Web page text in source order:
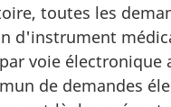
toutes les
d'instrument
voie électronique
de demandes